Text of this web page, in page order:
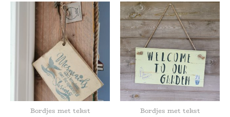
Bordjes met tekst Bordjes met tekst